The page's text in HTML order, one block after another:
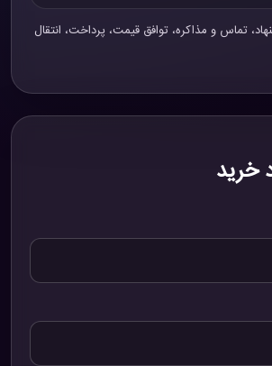
تماس و مذاکره، توافق قیمت، پرداخت، انتقال
خرید